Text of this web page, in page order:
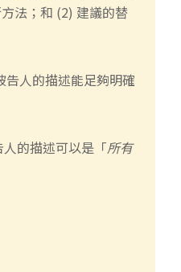
法； 和 (2) 建議的替
告人的描述能足夠明確
的描述可以是「所有